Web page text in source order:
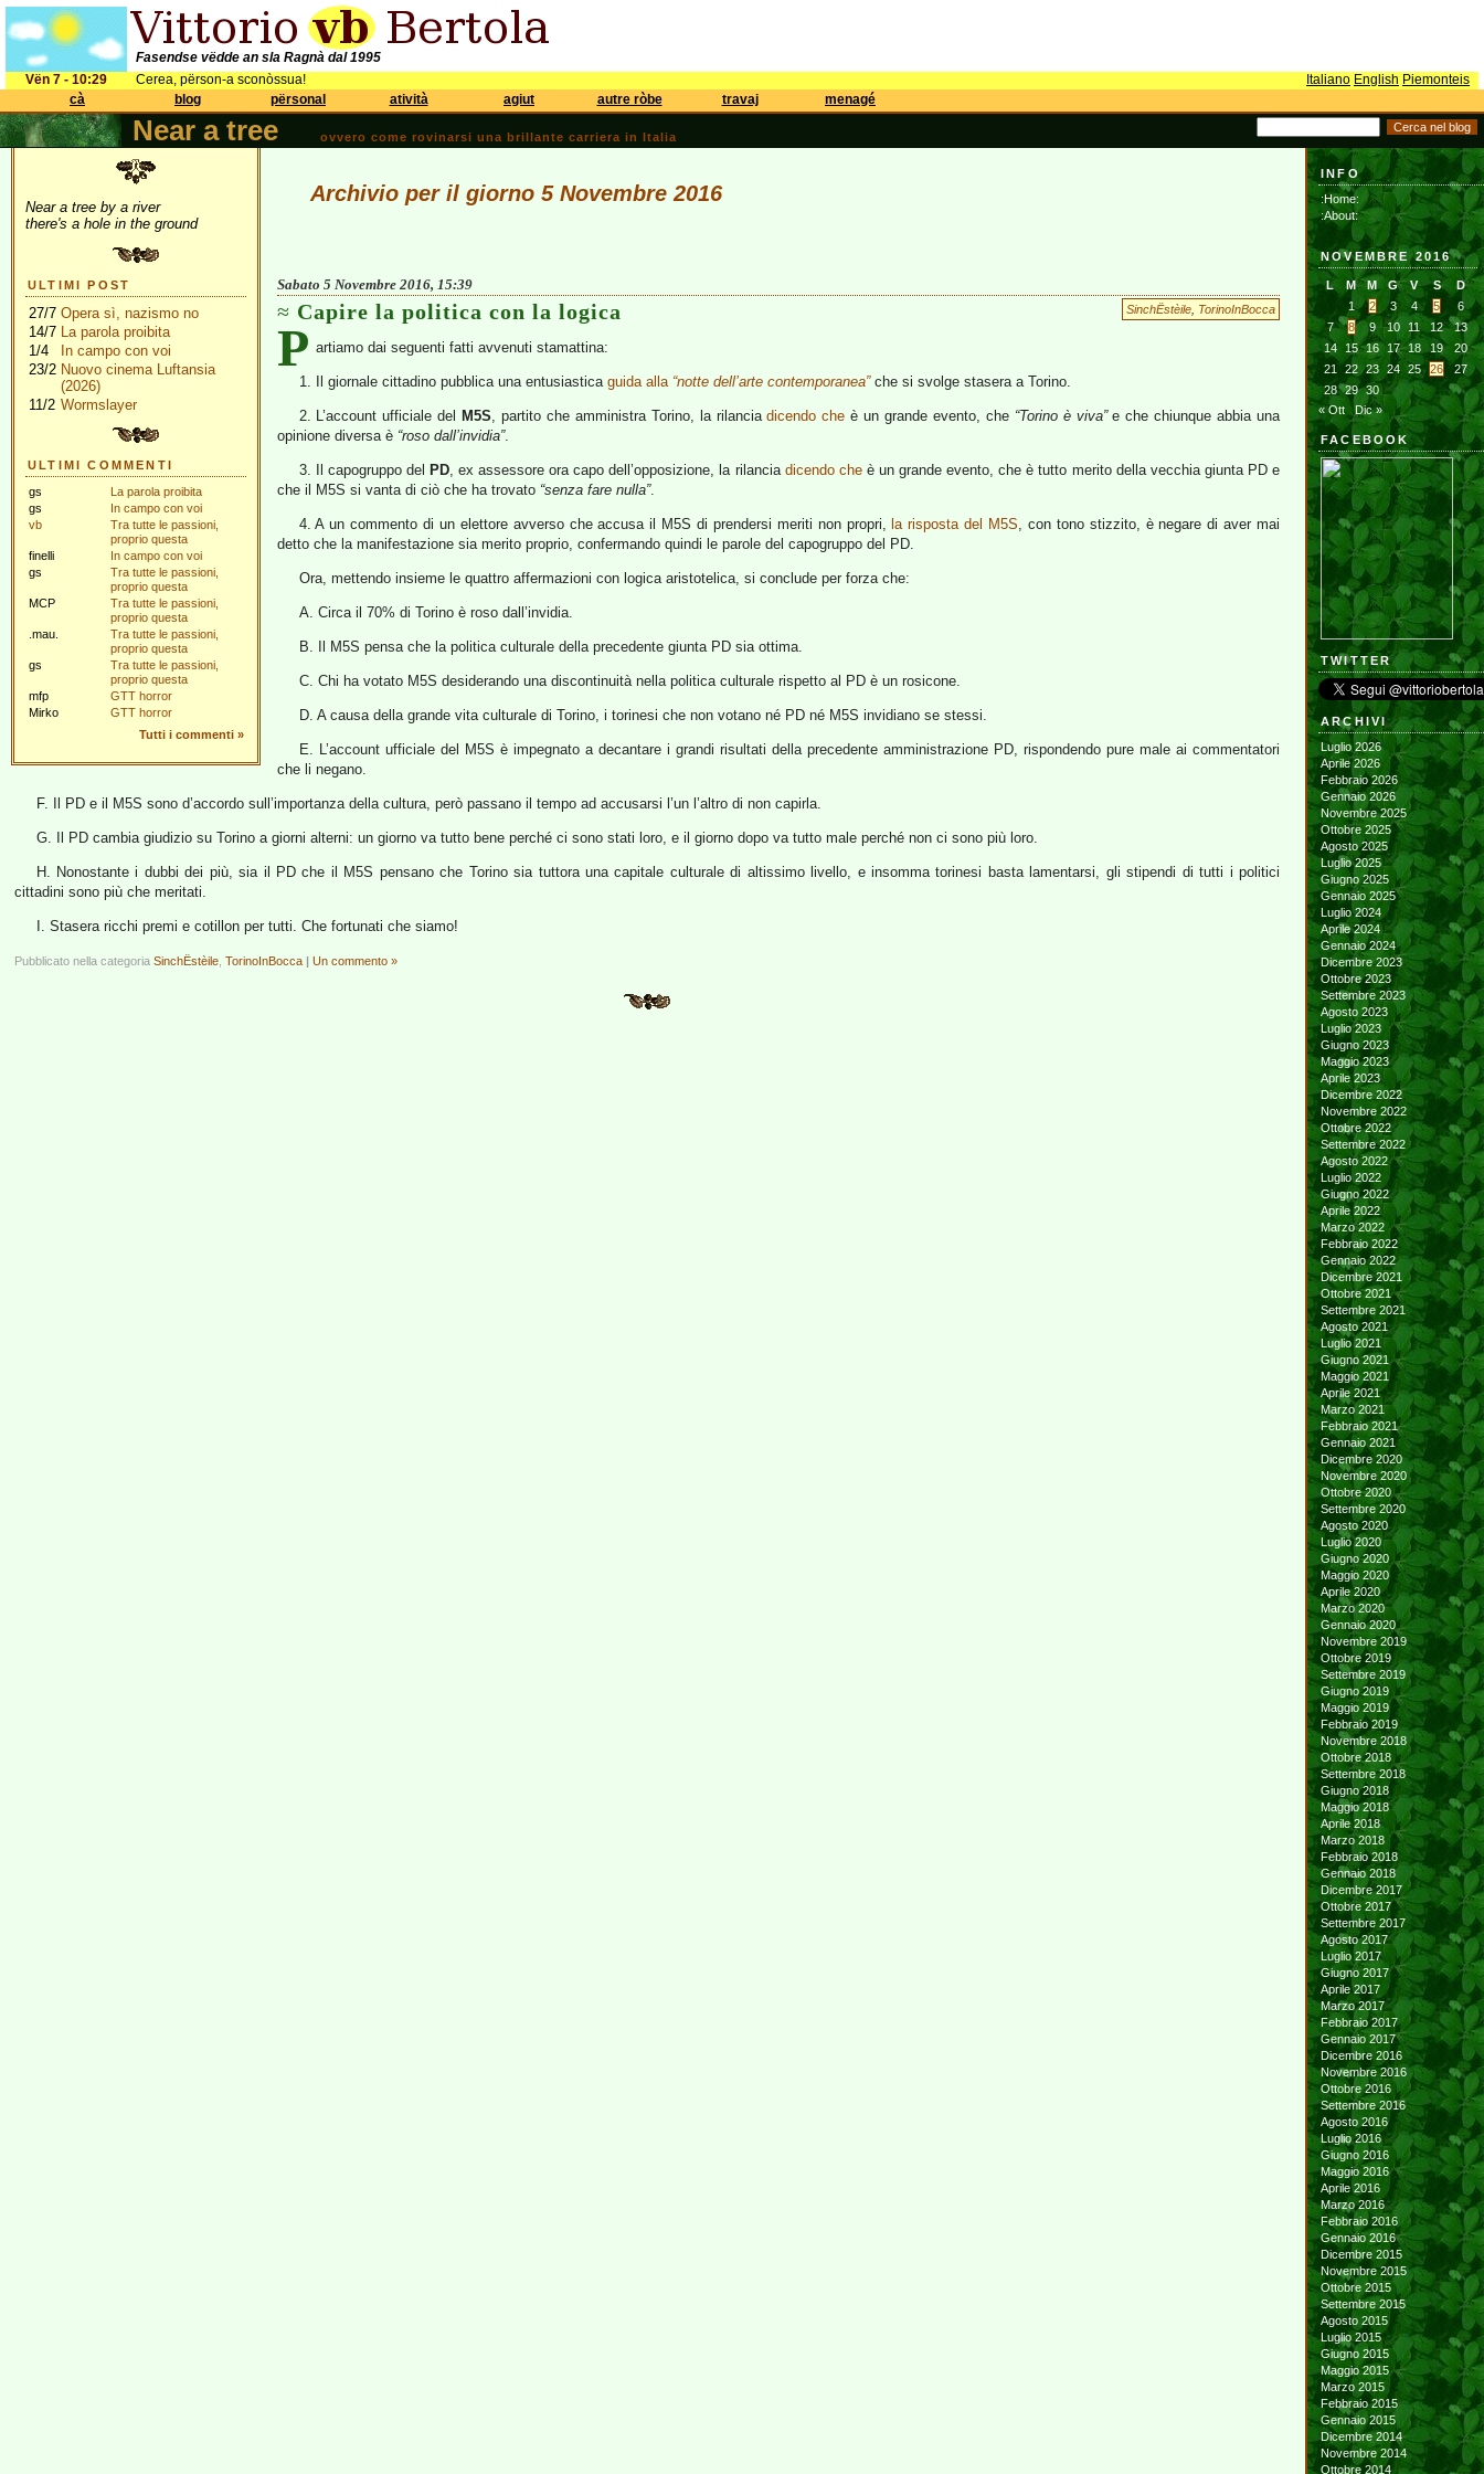
Fasendse vëdde an sla Ragnà dal 1995
Vën 7 - 10:29
Cerea, përson-a sconòssua! Italiano English Piemonteis
cà
blog përsonal atività agiut autre ròbe travaj menagé
Near a tree ovvero come rovinarsi una brillante carriera in Italia
Near a tree by a river
there's a hole in the ground
ULTIMI POST
27/7 Opera sì, nazismo no
14/7 La parola proibita
1/4
In campo con voi
23/2 Nuovo cinema Luftansia
(2026)
11/2 Wormslayer
ULTIMI COMMENTI
gs
La parola proibita
gs
In campo con voi
vb
Tra tutte le passioni,
proprio questa
finelli
In campo con voi
gs
Tra tutte le passioni,
proprio questa
MCP
Tra tutte le passioni,
proprio questa
.mau.
Tra tutte le passioni,
proprio questa
gs
Tra tutte le passioni,
proprio questa
mfp
GTT horror
Mirko
GTT horror
Tutti i commenti »
Archivio per il giorno 5 Novembre 2016
Sabato 5 Novembre 2016, 15:39
SinchËstèile TorinoInBocca
Capire la politica con la logica
P artiamo dai seguenti fatti avvenuti stamattina:
1. Il giornale cittadino pubblica una entusiastica guida alla “notte dell’arte contemporanea”che si svolge stasera a Torino.
2. L’account ufficiale del M5S, partito che amministra Torino, la rilanciadicendo che è un grande evento, che “Torino è viva”e che chiunque abbia una
opinione diversa è “roso dall’invidia”.
3. Il capogruppo del PD, ex assessore ora capo dell’opposizione, la rilancia dicendo cheè un grande evento, che è tutto merito della vecchia giunta PD e
che il M5S si vanta di ciò che ha trovato “senza fare nulla”.
4. A un commento di un elettore avverso che accusa il M5S di prendersi meriti non propri, la risposta del M5S, con tono stizzito, è negare di aver mai
detto che la manifestazione sia merito proprio, confermando quindi le parole del capogruppo del PD.
Ora, mettendo insieme le quattro affermazioni con logica aristotelica, si conclude per forza che:
A. Circa il 70% di Torino è roso dall’invidia.
B. Il M5S pensa che la politica culturale della precedente giunta PD sia ottima.
C. Chi ha votato M5S desiderando una discontinuità nella politica culturale rispetto al PD è un rosicone.
D. A causa della grande vita culturale di Torino, i torinesi che non votano né PD né M5S invidiano se stessi.
E. L’account ufficiale del M5S è impegnato a decantare i grandi risultati della precedente amministrazione PD, rispondendo pure male ai commentatori
che li negano.
F. Il PD e il M5S sono d’accordo sull’importanza della cultura, però passano il tempo ad accusarsi l’un l’altro di non capirla.
G. Il PD cambia giudizio su Torino a giorni alterni: un giorno va tutto bene perché ci sono stati loro, e il giorno dopo va tutto male perché non ci sono più loro.
H. Nonostante i dubbi dei più, sia il PD che il M5S pensano che Torino sia tuttora una capitale culturale di altissimo livello, e insomma torinesi basta lamentarsi, gli stipendi di tutti i politici
cittadini sono più che meritati.
I. Stasera ricchi premi e cotillon per tutti. Che fortunati che siamo!
Pubblicato nella categoria SinchËstèile TorinoInBocca | Un commento »
INFO
:Home:
:About:
NOVEMBRE 2016
L M M G V S
D
1
2 3 4 5
6
7
8 9 10 11 12
13
14
15 16 17 18 19
20
21
22 23 24 25 26
27
28 29 30
« Ott
Dic »
FACEBOOK
TWITTER
ARCHIVI
Luglio 2026
Aprile 2026
Febbraio 2026
Gennaio 2026
Novembre 2025
Ottobre 2025
Agosto 2025
Luglio 2025
Giugno 2025
Gennaio 2025
Luglio 2024
Aprile 2024
Gennaio 2024
Dicembre 2023
Ottobre 2023
Settembre 2023
Agosto 2023
Luglio 2023
Giugno 2023
Maggio 2023
Aprile 2023
Dicembre 2022
Novembre 2022
Ottobre 2022
Settembre 2022
Agosto 2022
Luglio 2022
Giugno 2022
Aprile 2022
Marzo 2022
Febbraio 2022
Gennaio 2022
Dicembre 2021
Ottobre 2021
Settembre 2021
Agosto 2021
Luglio 2021
Giugno 2021
Maggio 2021
Aprile 2021
Marzo 2021
Febbraio 2021
Gennaio 2021
Dicembre 2020
Novembre 2020
Ottobre 2020
Settembre 2020
Agosto 2020
Luglio 2020
Giugno 2020
Maggio 2020
Aprile 2020
Marzo 2020
Gennaio 2020
Novembre 2019
Ottobre 2019
Settembre 2019
Giugno 2019
Maggio 2019
Febbraio 2019
Novembre 2018
Ottobre 2018
Settembre 2018
Giugno 2018
Maggio 2018
Aprile 2018
Marzo 2018
Febbraio 2018
Gennaio 2018
Dicembre 2017
Ottobre 2017
Settembre 2017
Agosto 2017
Luglio 2017
Giugno 2017
Aprile 2017
Marzo 2017
Febbraio 2017
Gennaio 2017
Dicembre 2016
Novembre 2016
Ottobre 2016
Settembre 2016
Agosto 2016
Luglio 2016
Giugno 2016
Maggio 2016
Aprile 2016
Marzo 2016
Febbraio 2016
Gennaio 2016
Dicembre 2015
Novembre 2015
Ottobre 2015
Settembre 2015
Agosto 2015
Luglio 2015
Giugno 2015
Maggio 2015
Marzo 2015
Febbraio 2015
Gennaio 2015
Dicembre 2014
Novembre 2014
Ottobre 2014